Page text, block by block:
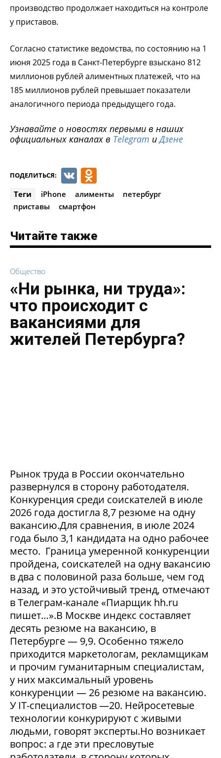
производство продолжает находиться на контроле
у приставов.
Согласно статистике ведомства, по состоянию на 1
июня 2025 года в Санкт-Петербурге взыскано 812
миллионов рублей алиментных платежей, что на
185 миллионов рублей превышает показатели
аналогичного периода предыдущего года.
Узнавайте о новостях первыми в наших
официальных каналах в Telegram иДзене
ПОДЕЛИТЬСЯ: VK
Теги iPhone алименты
петербург
приставы
смартфон
Читайте также
Общество
«Ни рынка, ни труда»:
что происходит с
вакансиями для
жителей Петербурга?
Рынок труда в России окончательно
развернулся в сторону работодателя.
Конкуренция среди соискателей в июле
2026 года достигла 8,7 резюме на одну
вакансию.Для сравнения, в июле 2024
года было 3,1 кандидата на одно рабочее
место. Граница умеренной конкуренции
пройдена, соискателей на одну вакансию
в два с половиной раза больше, чем год
назад, и это устойчивый тренд, отмечают
в Телеграм-канале «Пиарщик hh.ru
пишет…».В Москве индекс составляет
десять резюме на вакансию, в
Петербурге — 9,9. Особенно тяжело
приходится маркетологам, рекламщикам
и прочим гуманитарным специалистам,
у них максимальный уровень
конкуренции — 26 резюме на вакансию.
У IT-специалистов —20. Нейросетевые
технологии конкурируют с живыми
людьми, говорят эксперты.Но возникает
вопрос: а где эти пресловутые